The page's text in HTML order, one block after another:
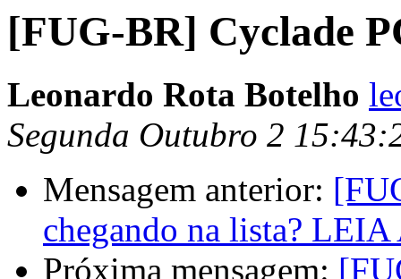
[FUG-BR] Cyclade
Leonardo Rota Botelho
Segunda Outubro 2
Mensagem anterior:
chegando na lista?
Próxima mensagem: